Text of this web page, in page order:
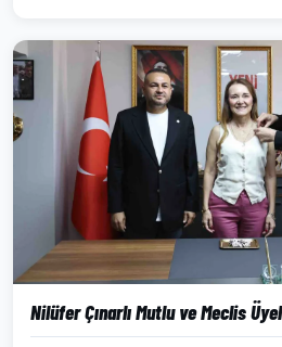
Nilüfer Çınarlı Mutlu ve Meclis